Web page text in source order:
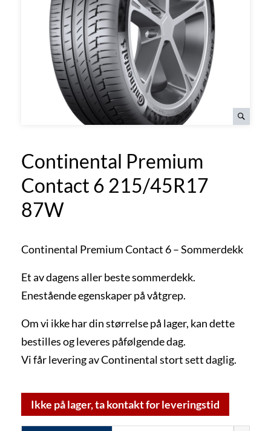
Continental Premium
Contact 6 215/45R17
87W
Continental Premium Contact 6 – Sommerdekk
Et av dagens aller beste sommerdekk.
Enestående egenskaper på våtgrep.
Om vi ikke har din størrelse på lager, kan dette
bestilles og leveres påfølgende dag.
Vi får levering av Continental stort sett daglig.
Ikke på lager, ta kontakt for leveringstid